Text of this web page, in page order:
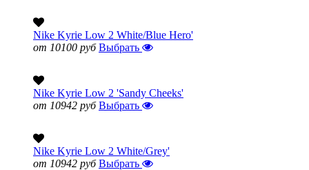
Nike Kyrie Low 2 White/Blue Hero'
от 10100 руб Выбрать
Nike Kyrie Low 2 'Sandy Cheeks'
от 10942 руб Выбрать
Nike Kyrie Low 2 White/Grey'
от 10942 руб Выбрать